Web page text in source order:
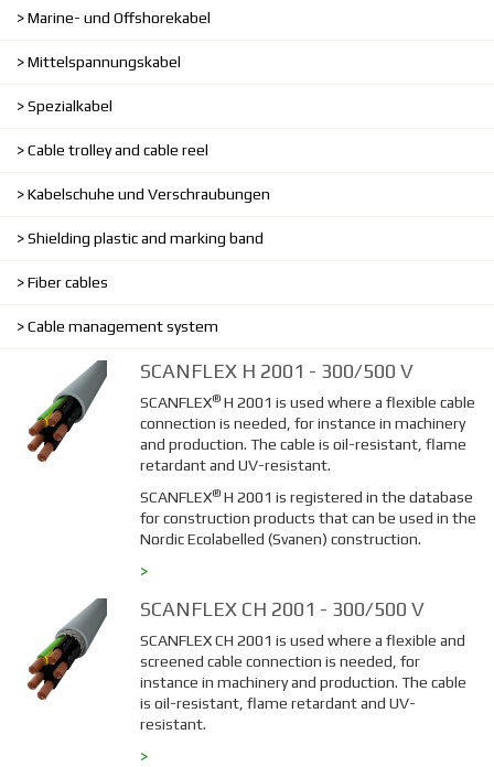
Marine- und Offshorekabel
Mittelspannungskabel
Spezialkabel
Cable trolley and cable reel
Kabelschuhe und Verschraubungen
Shielding plastic and marking band
Fiber cables
Cable management system
SCANFLEX H 2001 - 300/500 V
SCANFLEX® H 2001 is used where a flexible cable
connection is needed, for instance in machinery
and production. The cable is oil-resistant, flame
retardant and UV-resistant.
SCANFLEX® H 2001 is registered in the database
for construction products that can be used in the
Nordic Ecolabelled (Svanen) construction.
>
SCANFLEX CH 2001 - 300/500 V
SCANFLEX CH 2001 is used where a flexible and
screened cable connection is needed, for
instance in machinery and production. The cable
is oil-resistant, flame retardant and UV-
resistant.
>